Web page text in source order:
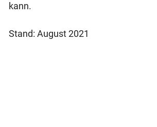
kann.
Stand: August 2021